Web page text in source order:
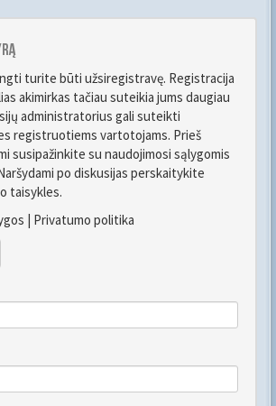
turite būti užsiregistravę. Registracija
akimirkas tačiau suteikia jums daugiau
administratorius gali suteikti
registruotiems vartotojams. Prieš
susipažinkite su naudojimosi sąlygomis
po diskusijas perskaitykite
taisykles.
| Privatumo politika